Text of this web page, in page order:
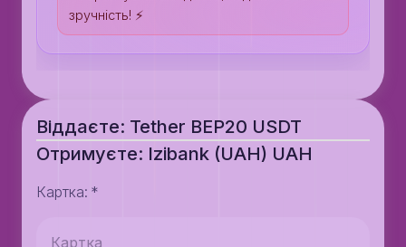
зручність! ⚡️
Віддаєте: Tether BEP20 USDT
Отримуєте: Izibank (UAH) UAH
Картка: *